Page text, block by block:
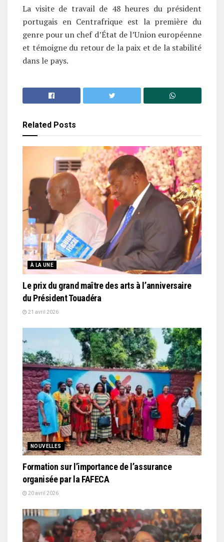
La visite de travail de 48 heures du président
portugais en Centrafrique est la première du
genre pour un chef d’État de l’Union européenne
et témoigne du retour de la paix et de la stabilité
dans le pays.
Related Posts
À LA UNE
Le prix du grand maître des arts à l’anniversaire
du Président Touadéra
21 avril 2026
NOUVELLES
Formation sur l’importance de l’assurance
organisée par la FAFECA
20 avril 2026